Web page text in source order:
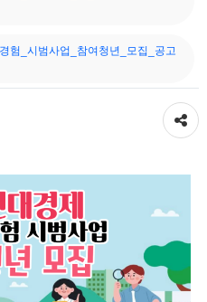
험_시범사업_참여청년_모집_공고
공유하기